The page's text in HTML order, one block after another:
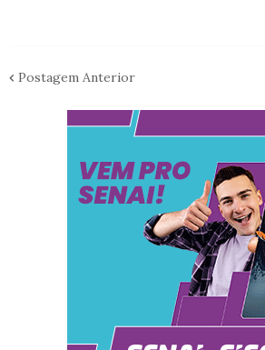
Postagem Anterior